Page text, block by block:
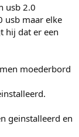
usb 2.0
usb maar elke
hij dat er een
moederbord
geinstalleerd en